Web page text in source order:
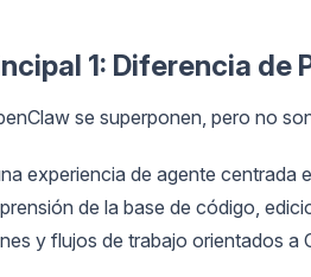
1: Diferencia de
se superponen, pero no
experiencia de agente
de la base de código,
y flujos de trabajo orientados a